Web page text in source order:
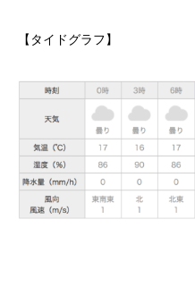
【タイドグラフ】